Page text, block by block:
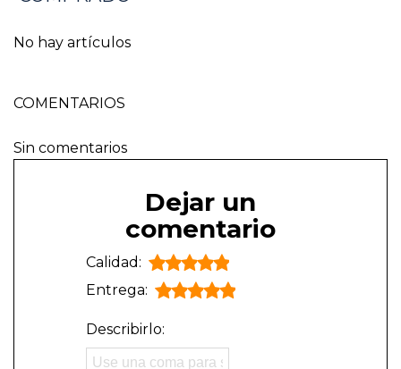
No hay artículos
COMENTARIOS
Sin comentarios
Dejar un
comentario
Calidad:
Entrega:
Describirlo: